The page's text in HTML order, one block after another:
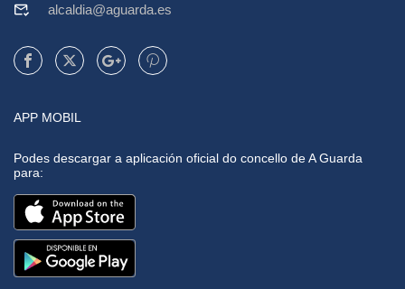
alcaldia@aguarda.es
APP MOBIL
Podes descargar a aplicación oficial do concello de A Guarda
para: